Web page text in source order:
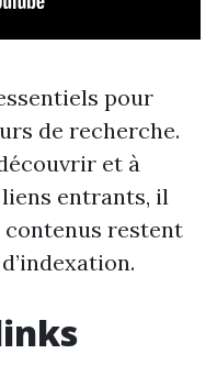
pour
de recherche.
et à
liens entrants, il
contenus restent